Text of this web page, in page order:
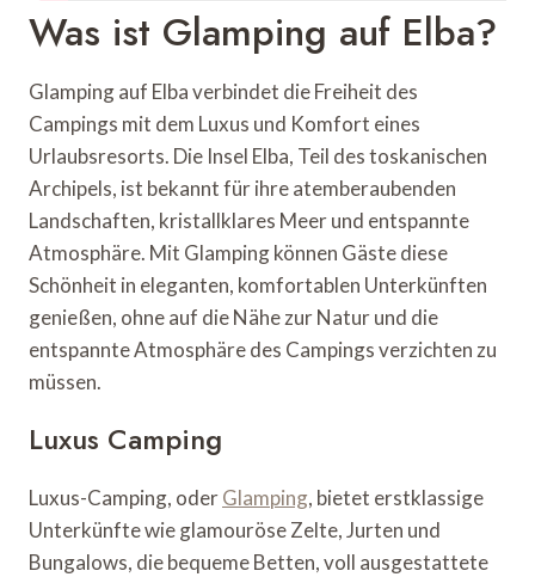
Was ist Glamping auf Elba?
Glamping auf Elba verbindet die Freiheit des
Campings mit dem Luxus und Komfort eines
Urlaubsresorts. Die Insel Elba, Teil des toskanischen
Archipels, ist bekannt für ihre atemberaubenden
Landschaften, kristallklares Meer und entspannte
Atmosphäre. Mit Glamping können Gäste diese
Schönheit in eleganten, komfortablen Unterkünften
genießen, ohne auf die Nähe zur Natur und die
entspannte Atmosphäre des Campings verzichten zu
müssen.
Luxus Camping
Luxus-Camping, oderGlamping, bietet erstklassige
Unterkünfte wie glamouröse Zelte, Jurten und
Bungalows, die bequeme Betten, voll ausgestattete